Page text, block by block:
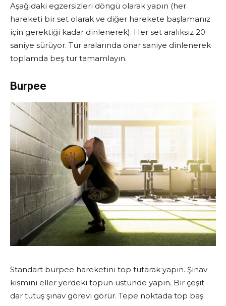
Aşağıdaki egzersizleri döngü olarak yapın (her
hareketi bir set olarak ve diğer harekete başlamanız
için gerektiği kadar dinlenerek). Her set aralıksız 20
saniye sürüyor. Tur aralarında onar saniye dinlenerek
toplamda beş tur tamamlayın.
Burpee
Standart burpee hareketini top tutarak yapın. Şınav
kısmını eller yerdeki topun üstünde yapın. Bir çeşit
dar tutuş şınav görevi görür. Tepe noktada top baş